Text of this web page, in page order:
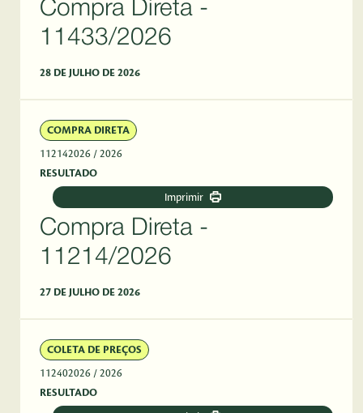
Compra Direta -
11433/2026
28 DE JULHO DE 2026
COMPRA DIRETA
112142026 / 2026
RESULTADO
Imprimir
Compra Direta -
11214/2026
27 DE JULHO DE 2026
COLETA DE PREÇOS
112402026 / 2026
RESULTADO